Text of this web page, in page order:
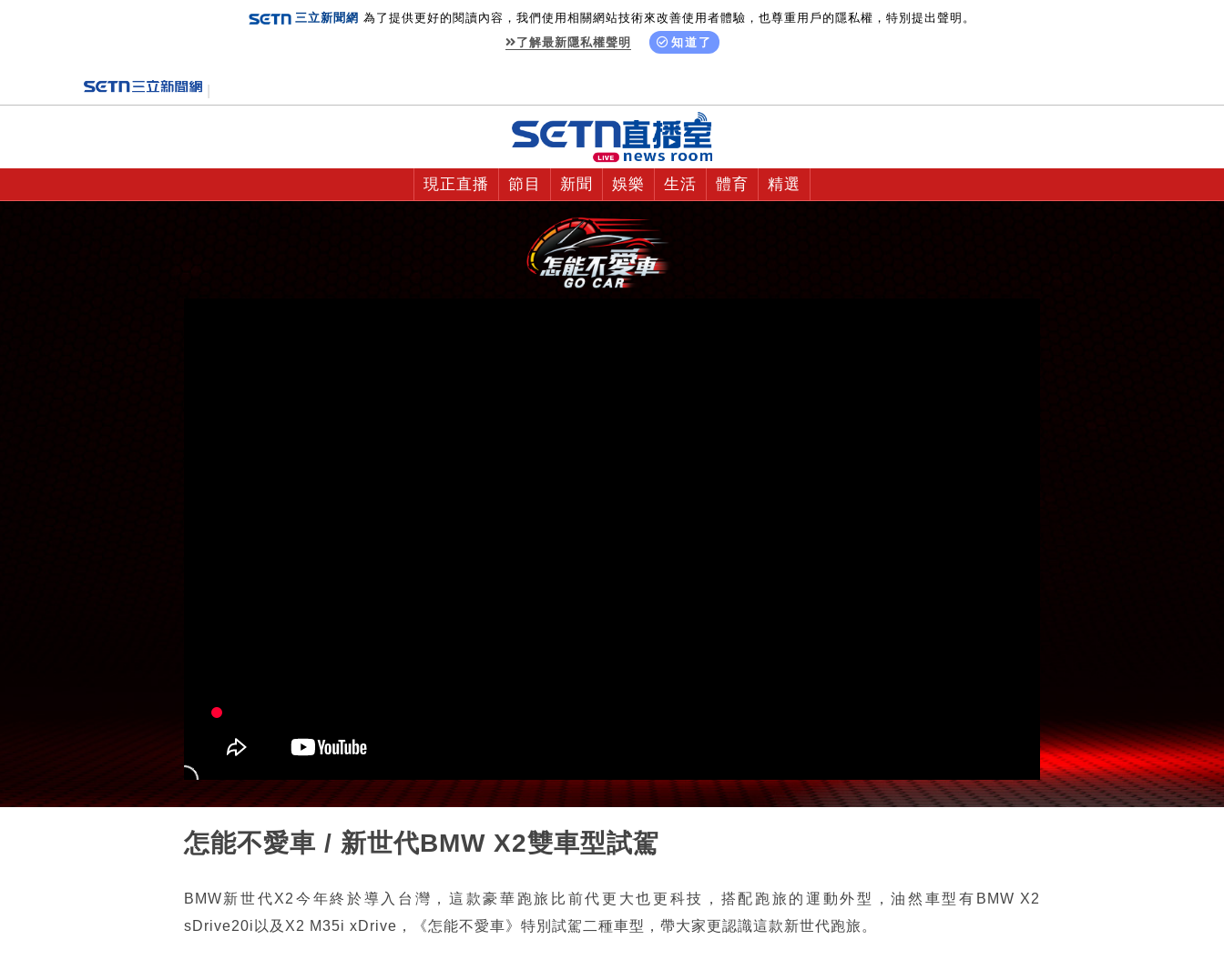
三立新聞網 為了提供更好的閱讀內容，我們使用相關網站技術來改善使用者體驗，也尊重用戶的隱私權，特別提出聲明。
了解最新隱私權聲明
知道了
現正直播 節目 新聞 娛樂 生活 體育 精選
怎能不愛車 / 新世代BMW X2雙車型試駕
BMW新世代X2今年終於導入台灣，這款豪華跑旅比前代更大也更科技，搭配跑旅的運動外型，油然車型有BMW X2
sDrive20i以及X2 M35i xDrive，《怎能不愛車》特別試駕二種車型，帶大家更認識這款新世代跑旅。